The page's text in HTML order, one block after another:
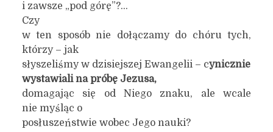
i zawsze „pod górę”?…
Czy
w ten sposób nie dołączamy do chóru tych,
którzy – jak
słyszeliśmy w dzisiejszej Ewangelii – cynicznie
wystawiali na próbę Jezusa,
domagając się od Niego znaku, ale wcale
nie myśląc o
posłuszeństwie wobec Jego nauki?